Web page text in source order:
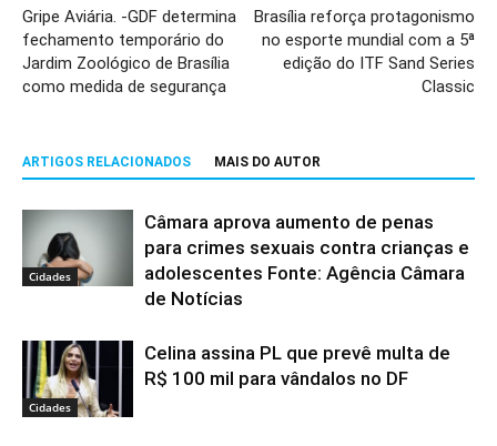
Gripe Aviária. -GDF determina
fechamento temporário do
Jardim Zoológico de Brasília
como medida de segurança
Brasília reforça protagonismo
no esporte mundial com a 5ª
edição do ITF Sand Series
Classic
ARTIGOS RELACIONADOS MAIS DO AUTOR
Cidades
Câmara aprova aumento de penas
para crimes sexuais contra crianças e
adolescentes Fonte: Agência Câmara
de Notícias
Cidades
Celina assina PL que prevê multa de
R$ 100 mil para vândalos no DF